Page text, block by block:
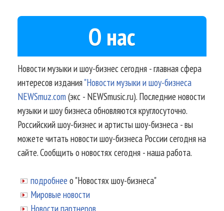
О нас
Новости музыки и шоу-бизнес сегодня - главная сфера
интересов издания"Новости музыки и шоу-бизнеса
NEWSmuz.com(экс - NEWSmusic.ru). Последние новости
музыки и шоу бизнеса обновляются круглосуточно.
Российский шоу-бизнес и артисты шоу-бизнеса - вы
можете читать новости шоу-бизнеса России сегодня на
сайте. Сообщить о новостях сегодня - наша работа.
подробнее о "Новостях шоу-бизнеса"
Мировые новости
Новости партнеров